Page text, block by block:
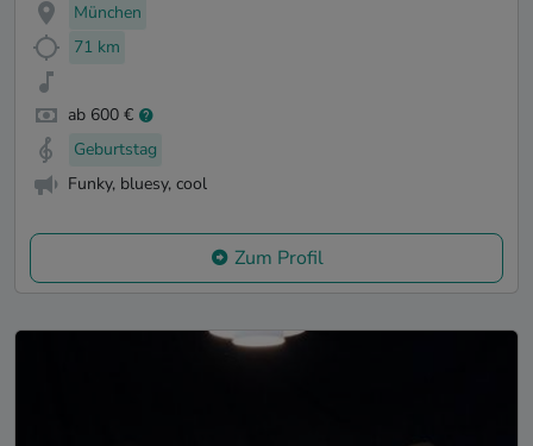
München
71 km
ab 600 €
Geburtstag
Funky, bluesy, cool
Zum Profil